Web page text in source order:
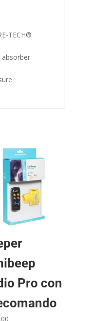
TECH®
Pro con